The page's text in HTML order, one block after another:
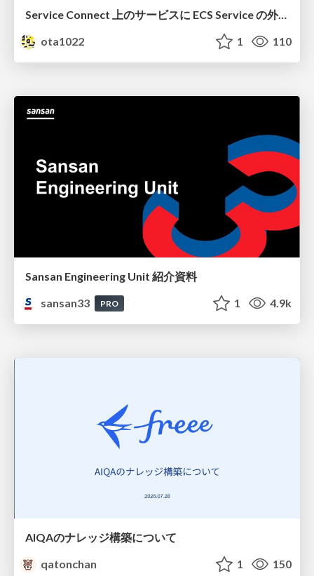
Service Connect 上のサービスに ECS Service の外側から到達できなかった話
ota1022
1 110
Sansan Engineering Unit 紹介資料
sansan33
PRO 1 4.9k
AIQAのナレッジ構築について
qatonchan
1 150